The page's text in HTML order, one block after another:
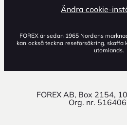
Ändra cookie-
FOREX är sedan 1965 Nordens
kan också teckna reseförsäkring, skaffa
utomlands.
FOREX AB, Box 2154,
Org. nr.